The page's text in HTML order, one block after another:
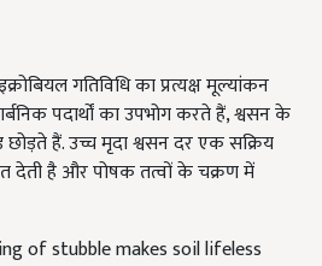
गतिविधि का प्रत्यक्ष मूल्यांकन
पदार्थों का उपभोग करते हैं, श्वसन के
हैं. उच्च मृदा श्वसन दर एक सक्रिय
देती है और पोषक तत्वों के चक्रण में
of stubble makes soil lifeless